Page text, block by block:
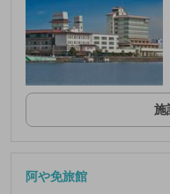
施
阿や免旅館